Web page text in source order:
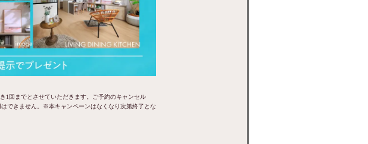
1回までとさせていただきます。ご予約のキャンセル
できません。※本キャンペーンはなくなり次第終了とな